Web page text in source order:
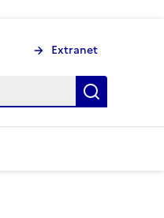
Extranet